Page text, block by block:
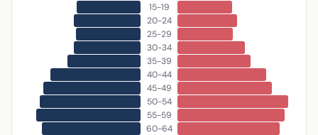
15-19
20-24
25-29
30-34
35-39
40-44
45-49
50-54
55-59
60-64